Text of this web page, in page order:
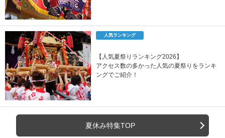
人気ランキング
【人気夏祭りランキング2026】
アクセス数の多かった人気の夏祭りをランキ
ングでご紹介！
夏休み特集TOP